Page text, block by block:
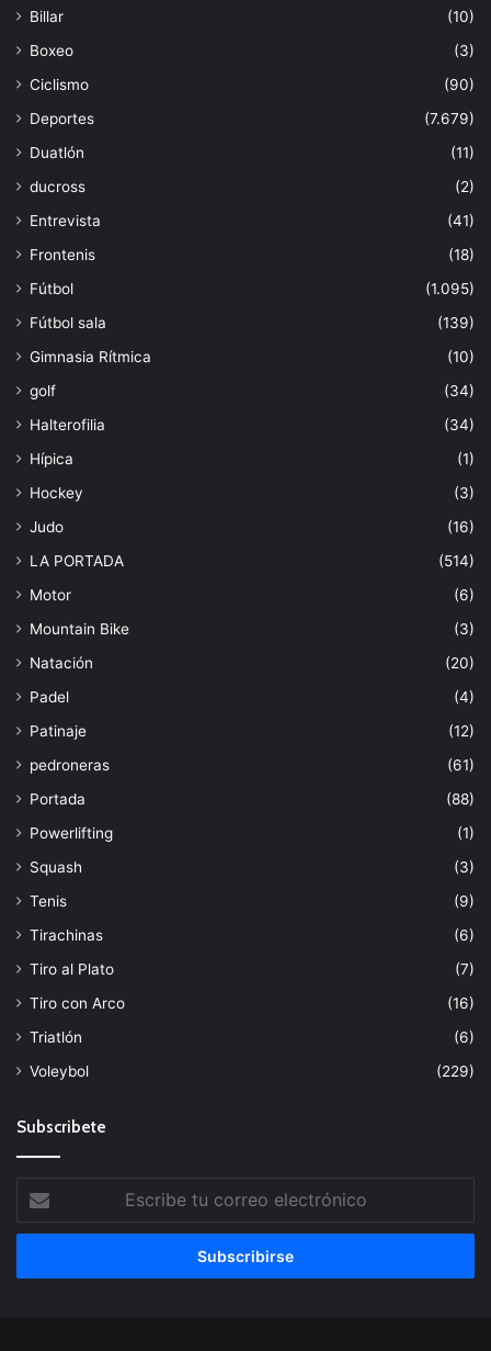
Billar
(10)
Boxeo
(3)
Ciclismo
(90)
Deportes
(7.679)
Duatlón
(11)
ducross
(2)
Entrevista
(41)
Frontenis
(18)
Fútbol
(1.095)
Fútbol sala
(139)
Gimnasia Rítmica
(10)
golf
(34)
Halterofilia
(34)
Hípica
(1)
Hockey
(3)
Judo
(16)
LA PORTADA
(514)
Motor
(6)
Mountain Bike
(3)
Natación
(20)
Padel
(4)
Patinaje
(12)
pedroneras
(61)
Portada
(88)
Powerlifting
(1)
Squash
(3)
Tenis
(9)
Tirachinas
(6)
Tiro al Plato
(7)
Tiro con Arco
(16)
Triatlón
(6)
Voleybol
(229)
Subscribete
Escribe
tu
correo